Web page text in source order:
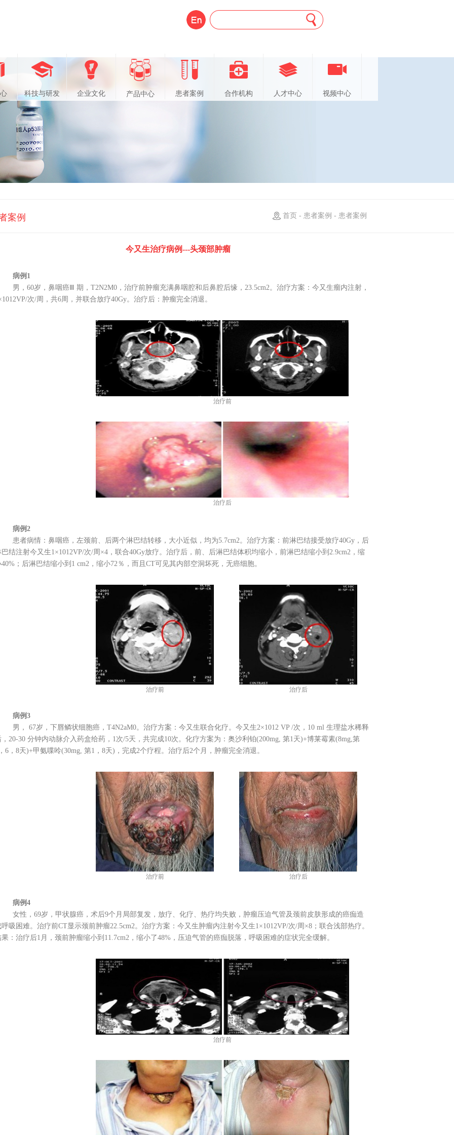
科技与研发 企业文化 产品中心 患者案例 合作机构 人才中心 视频中心
案例 首页 - 患者案例 - 患者案例
今又生治疗病例---头颈部肿瘤
病例1
，60岁，鼻咽癌Ⅲ 期，T2N2M0，治疗前肿瘤充满鼻咽腔和后鼻腔后缘，23.5cm2。治疗方案：今又生瘤内注射，
次/周，共6周，并联合放疗40Gy。治疗后：肿瘤完全消退。
治疗前
治疗后
病例2
者病情：鼻咽癌，左颈前、后两个淋巴结转移，大小近似，均为5.7cm2。治疗方案：前淋巴结接受放疗40Gy，后
巴结注射今又生1×1012VP/次/周×4，联合40Gy放疗。治疗后，前、后淋巴结体积均缩小，前淋巴结缩小到2.9cm2，缩
40%；后淋巴结缩小到1 cm2，缩小72％，而且CT可见其内部空洞坏死，无癌细胞。
治疗前 治疗后
病例3
， 67岁，下唇鳞状细胞癌，T4N2aM0。治疗方案：今又生联合化疗。今又生2×1012 VP /次，10 ml 生理盐水稀释
，20-30 分钟内动脉介入药盒给药，1次/5天，共完成10次。化疗方案为：奥沙利铂(200mg, 第1天)+博莱霉素(8mg,第
6，8天)+甲氨喋呤(30mg, 第1，8天)，完成2个疗程。治疗后2个月，肿瘤完全消退。
治疗前 治疗后
病例4
性，69岁，甲状腺癌，术后9个月局部复发，放疗、化疗、热疗均失败，肿瘤压迫气管及颈前皮肤形成的癌痂造
呼吸困难。治疗前CT显示颈前肿瘤22.5cm2。治疗方案：今又生肿瘤内注射今又生1×1012VP/次/周×8；联合浅部热疗。
果：治疗后1月，颈前肿瘤缩小到11.7cm2，缩小了48%，压迫气管的癌痂脱落，呼吸困难的症状完全缓解。
治疗前